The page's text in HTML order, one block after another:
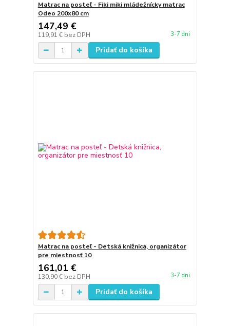
Matrac na posteľ - Fiki miki mládežnícky matrac
Odeo 200x80 cm
147,49 €
119,91 € bez DPH 3-7 dni
Pridať do košíka
Matrac na posteľ - Detská knižnica, organizátor
pre miestnosť 10
161,01 €
130,90 € bez DPH 3-7 dni
Pridať do košíka